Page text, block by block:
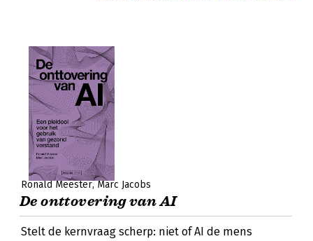
Ronald Meester Marc Jacobs
De onttovering van AI
Stelt de kernvraag scherp: niet of AI de mens